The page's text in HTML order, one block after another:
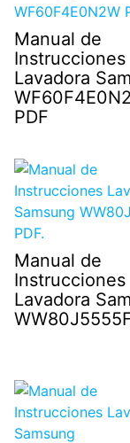
Manual de
Instrucciones
Lavadora
PDF
Manual de
Instrucciones
Lavadora